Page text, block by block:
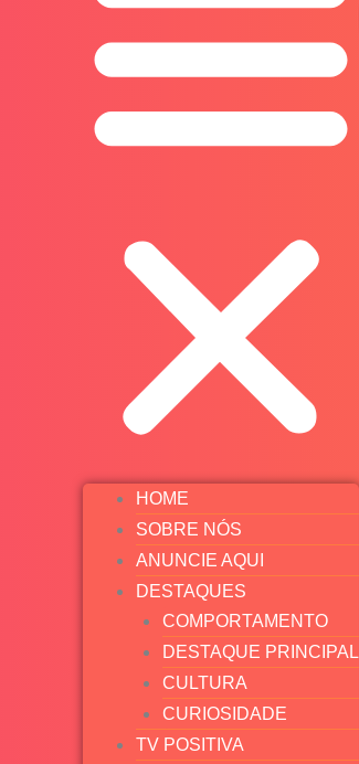
HOME
SOBRE NÓS
ANUNCIE AQUI
DESTAQUES
COMPORTAMENTO
DESTAQUE PRINCIPAL
CULTURA
CURIOSIDADE
TV POSITIVA